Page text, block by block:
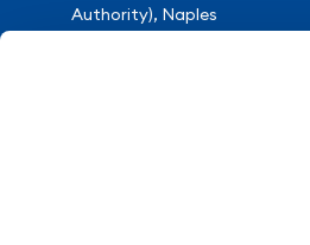
Authority), Naples